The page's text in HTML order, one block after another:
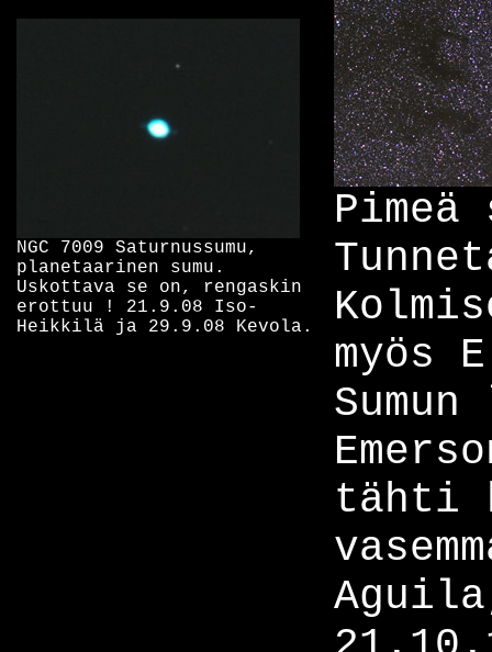
NGC 7009 Saturnussumu,
planetaarinen sumu.
Uskottava se on, rengaskin
erottuu ! 21.9.08 Iso-
Heikkilä ja 29.9.08 Kevola.
Pimeä
myös
tähti